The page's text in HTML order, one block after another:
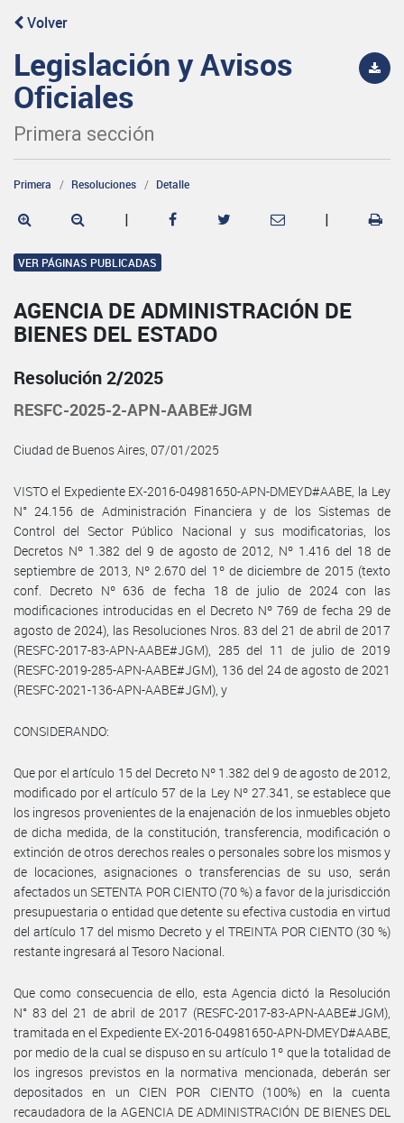
Volver
Legislación y Avisos
Oficiales
Primera sección
Primera Resoluciones Detalle
| |
VER PÁGINAS PUBLICADAS
AGENCIA DE ADMINISTRACIÓN DE
BIENES DEL ESTADO
Resolución 2/2025
RESFC-2025-2-APN-AABE#JGM
Ciudad de Buenos Aires, 07/01/2025
VISTO el Expediente EX-2016-04981650-APN-DMEYD#AABE, la Ley
N° 24.156 de Administración Financiera y de los Sistemas de
Control del Sector Público Nacional y sus modificatorias, los
Decretos Nº 1.382 del 9 de agosto de 2012, Nº 1.416 del 18 de
septiembre de 2013, Nº 2.670 del 1º de diciembre de 2015 (texto
conf. Decreto Nº 636 de fecha 18 de julio de 2024 con las
modificaciones introducidas en el Decreto Nº 769 de fecha 29 de
agosto de 2024), las Resoluciones Nros. 83 del 21 de abril de 2017
(RESFC-2017-83-APN-AABE#JGM), 285 del 11 de julio de 2019
(RESFC-2019-285-APN-AABE#JGM), 136 del 24 de agosto de 2021
(RESFC-2021-136-APN-AABE#JGM), y
CONSIDERANDO:
Que por el artículo 15 del Decreto Nº 1.382 del 9 de agosto de 2012,
modificado por el artículo 57 de la Ley Nº 27.341, se establece que
los ingresos provenientes de la enajenación de los inmuebles objeto
de dicha medida, de la constitución, transferencia, modificación o
extinción de otros derechos reales o personales sobre los mismos y
de locaciones, asignaciones o transferencias de su uso, serán
afectados un SETENTA POR CIENTO (70 %) a favor de la jurisdicción
presupuestaria o entidad que detente su efectiva custodia en virtud
del artículo 17 del mismo Decreto y el TREINTA POR CIENTO (30 %)
restante ingresará al Tesoro Nacional.
Que como consecuencia de ello, esta Agencia dictó la Resolución
N° 83 del 21 de abril de 2017 (RESFC-2017-83-APN-AABE#JGM),
tramitada en el Expediente EX-2016-04981650-APN-DMEYD#AABE,
por medio de la cual se dispuso en su artículo 1º que la totalidad de
los ingresos previstos en la normativa mencionada, deberán ser
depositados en un CIEN POR CIENTO (100%) en la cuenta
recaudadora de la AGENCIA DE ADMINISTRACIÓN DE BIENES DEL